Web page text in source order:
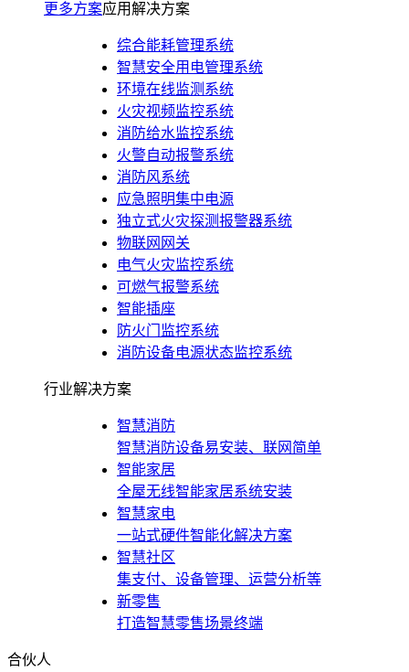
更多方案应用解决方案
综合能耗管理系统
智慧安全用电管理系统
环境在线监测系统
火灾视频监控系统
消防给水监控系统
火警自动报警系统
消防风系统
应急照明集中电源
独立式火灾探测报警器系统
物联网网关
电气火灾监控系统
可燃气报警系统
智能插座
防火门监控系统
消防设备电源状态监控系统
行业解决方案
智慧消防
智慧消防设备易安装、联网简单
智能家居
全屋无线智能家居系统安装
智慧家电
一站式硬件智能化解决方案
智慧社区
集支付、设备管理、运营分析等
新零售
打造智慧零售场景终端
合伙人